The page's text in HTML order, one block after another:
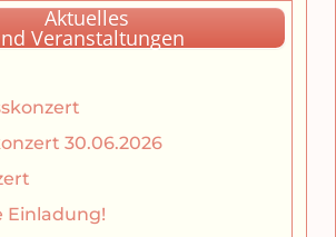
Aktuelles
Veranstaltungen
30.06.2026
Einladung!